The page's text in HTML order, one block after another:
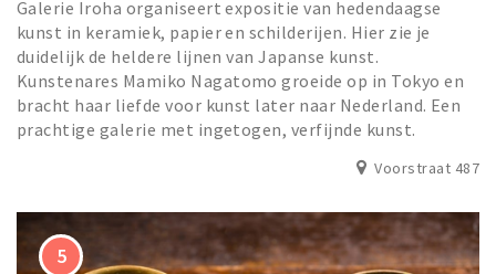
Galerie Iroha organiseert expositie van hedendaagse
kunst in keramiek, papier en schilderijen. Hier zie je
duidelijk de heldere lijnen van Japanse kunst.
Kunstenares Mamiko Nagatomo groeide op in Tokyo en
bracht haar liefde voor kunst later naar Nederland. Een
prachtige galerie met ingetogen, verfijnde kunst.
Voorstraat 487